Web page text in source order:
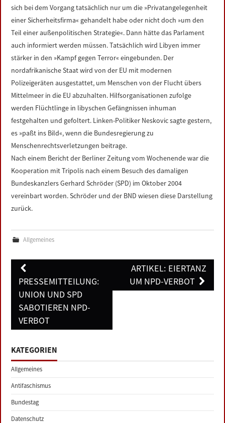
sich bei dem Vorgang tatsächlich nur um die »Privatangelegenheit
einer Sicherheitsfirma« gehandelt habe oder nicht doch »um den
Teil einer außenpolitischen Strategie«. Dann hätte das Parlament
auch informiert werden müssen. Tatsächlich wird Libyen immer
stärker in den »Kampf gegen Terror« eingebunden. Der
nordafrikanische Staat wird von der EU mit modernen
Polizeigeräten ausgestattet, um Menschen von der Flucht übers
Mittelmeer in die EU abzuhalten. Hilfsorganisationen zufolge
werden Flüchtlinge in libyschen Gefängnissen inhuman
festgehalten und gefoltert. Linken-Politiker Neskovic sagte gestern,
es »paßt ins Bild«, wenn die Bundesregierung zu
Menschenrechtsverletzungen beitrage.
Nach einem Bericht der Berliner Zeitung vom Wochenende war die
Kooperation mit Tripolis nach einem Besuch des damaligen
Bundeskanzlers Gerhard Schröder (SPD) im Oktober 2004
vereinbart worden. Schröder und der BND wiesen diese Darstellung
zurück.
Allgemeines
Post
navigation
PRESSEMITTEILUNG:
UNION UND SPD
SABOTIEREN NPD-
VERBOT
ARTIKEL: EIERTANZ
UM NPD-VERBOT
KATEGORIEN
Allgemeines
Antifaschismus
Bundestag
Datenschutz